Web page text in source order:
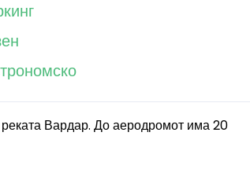
реката Вардар. До аеродромот има 20